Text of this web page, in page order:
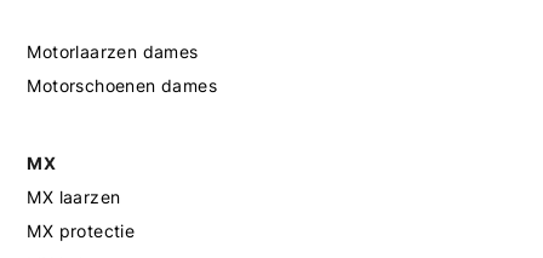
Motorlaarzen dames
Motorschoenen dames
MX
MX laarzen
MX protectie